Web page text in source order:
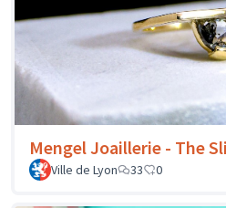
Mengel Joaillerie - The
Ville de Lyon 33 0